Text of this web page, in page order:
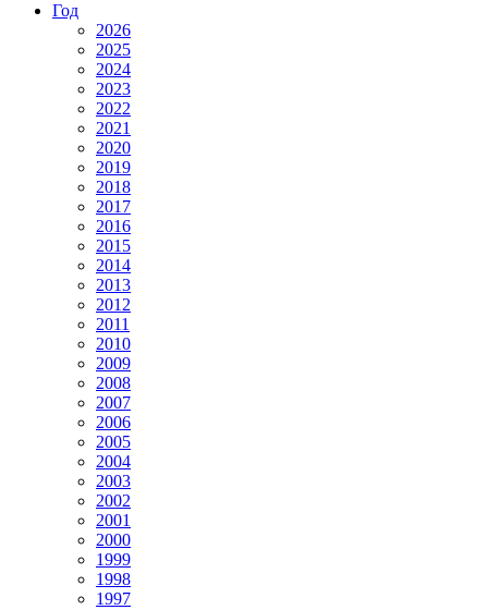
Год
2026
2025
2024
2023
2022
2021
2020
2019
2018
2017
2016
2015
2014
2013
2012
2011
2010
2009
2008
2007
2006
2005
2004
2003
2002
2001
2000
1999
1998
1997